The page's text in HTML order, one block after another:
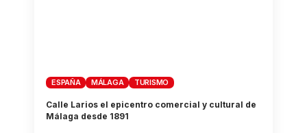
ESPAÑA MÁLAGA TURISMO
Calle Larios el epicentro comercial y cultural de
Málaga desde 1891